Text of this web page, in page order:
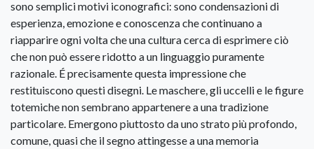
sono semplici motivi iconografici: sono condensazioni di
esperienza, emozione e conoscenza che continuano a
riapparire ogni volta che una cultura cerca di esprimere ciò
che non può essere ridotto a un linguaggio puramente
razionale. É precisamente questa impressione che
restituiscono questi disegni. Le maschere, gli uccelli e le figure
totemiche non sembrano appartenere a una tradizione
particolare. Emergono piuttosto da uno strato più profondo,
comune, quasi che il segno attingesse a una memoria